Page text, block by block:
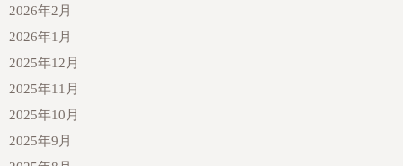
2026年2月
2026年1月
2025年12月
2025年11月
2025年10月
2025年9月